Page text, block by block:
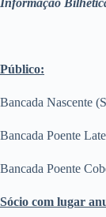
Informação
Público:
Bancada Nascente
Bancada Poente
Bancada Poente
Sócio com lugar